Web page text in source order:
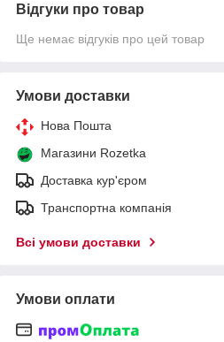
Відгуки про товар
Ще немає відгуків про цей товар
Умови доставки
Нова Пошта
Магазини Rozetka
Доставка кур'єром
Транспортна компанія
Всі умови доставки
Умови оплати